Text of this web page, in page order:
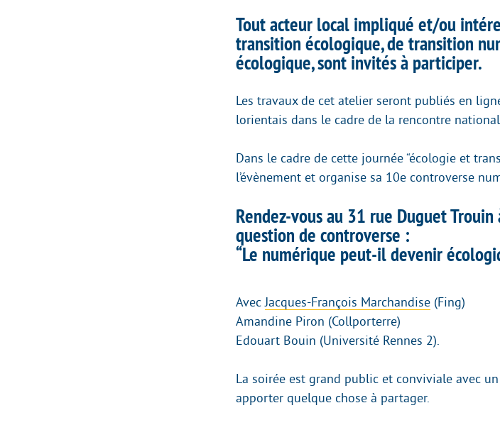
Tout acteur local impliqué et/ou
transition écologique, de transition
écologique, sont invités à participer.
Les travaux de cet atelier seront publiés en
lorientais dans le cadre de la rencontre
Dans le cadre de cette journée “écologie et
l’évènement et organise sa 10e controverse
Rendez-vous au 31 rue Duguet
question de controverse :
“Le numérique peut-il devenir
Avec Jacques-François Marchandise (Fing)
Amandine Piron (Collporterre)
Edouart Bouin (Université Rennes 2).
La soirée est grand public et conviviale avec
apporter quelque chose à partager.